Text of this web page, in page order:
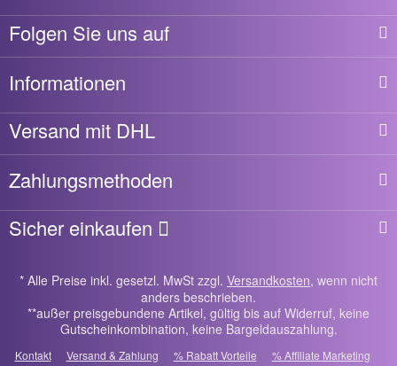
Folgen Sie uns auf
Informationen
Versand mit DHL
Zahlungsmethoden
Sicher einkaufen
* Alle Preise inkl. gesetzl. MwSt zzgl. Versandkosten, wenn nicht
anders beschrieben.
**außer preisgebundene Artikel, gültig bis auf Widerruf, keine
Gutscheinkombination, keine Bargeldauszahlung.
Kontakt Versand & Zahlung % Rabatt Vorteile % Affiliate Marketing